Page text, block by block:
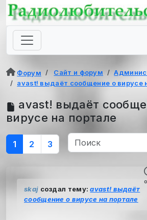
Форум Сайт и форум
avast! выдаёт сообщение о вирусе
avast! выдаёт
вирусе на портале
1 2 3
skaj создал тему:avast! выдаёт
сообщение о вирусе на портале